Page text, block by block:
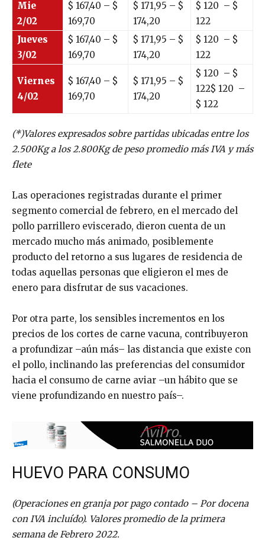
Mie
2/02
$ 167,40 – $
169,70
$ 171,95 – $
174,20
$ 120 – $
122
Jueves
3/02
$ 167,40 – $
169,70
$ 171,95 – $
174,20
$ 120 – $
122
Viernes
4/02
$ 167,40 – $
169,70
$ 171,95 – $
174,20
$ 120 – $
122$ 120 –
$ 122
(*)Valores expresados sobre partidas ubicadas entre los
2.500Kg a los 2.800Kg de peso promedio más IVA y más
flete
Las operaciones registradas durante el primer
segmento comercial de febrero, en el mercado del
pollo parrillero eviscerado, dieron cuenta de un
mercado mucho más animado, posiblemente
producto del retorno a sus lugares de residencia de
todas aquellas personas que eligieron el mes de
enero para disfrutar de sus vacaciones.
Por otra parte, los sensibles incrementos en los
precios de los cortes de carne vacuna, contribuyeron
a profundizar –aún más– las distancia que existe con
el pollo, inclinando las preferencias del consumidor
hacia el consumo de carne aviar –un hábito que se
viene profundizando en nuestro país–.
HUEVO PARA CONSUMO
(Operaciones en granja por pago contado – Por docena
con IVA incluído). Valores promedio de la primera
semana de Febrero 2022.